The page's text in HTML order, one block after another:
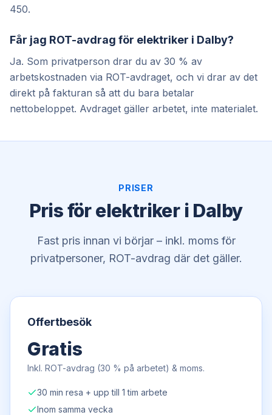
450.
Får jag ROT-avdrag för elektriker i Dalby?
Ja. Som privatperson drar du av 30 % av
arbetskostnaden via ROT-avdraget, och vi drar av det
direkt på fakturan så att du bara betalar
nettobeloppet. Avdraget gäller arbetet, inte materialet.
PRISER
Pris för elektriker i Dalby
Fast pris innan vi börjar – inkl. moms för
privatpersoner, ROT-avdrag där det gäller.
Offertbesök
Gratis
Inkl. ROT-avdrag (30 % på arbetet) & moms.
30 min resa + upp till 1 tim arbete
Inom samma vecka